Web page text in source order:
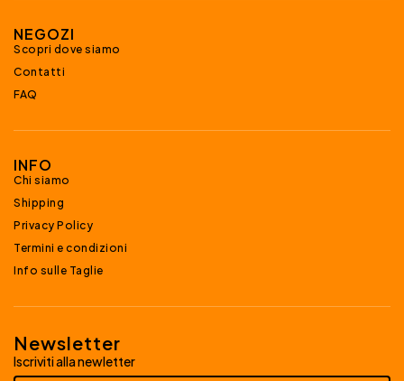
NEGOZI
Scopri dove siamo
Contatti
FAQ
INFO
Chi siamo
Shipping
Privacy Policy
Termini e condizioni
Info sulle Taglie
Newsletter
Iscriviti alla newletter